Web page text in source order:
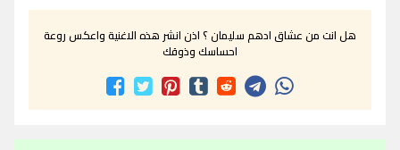
هل انت من عشاق ادهم سليمان ؟ اذن انشر هذه الاغنية واعكس روعة
احساسك وذوقك